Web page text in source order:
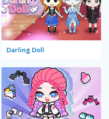
Darling Doll